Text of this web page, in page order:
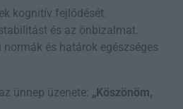
kognitív fejlődését.
és az önbizalmat.
és határok egészséges
ünnep üzenete: „Köszönöm,